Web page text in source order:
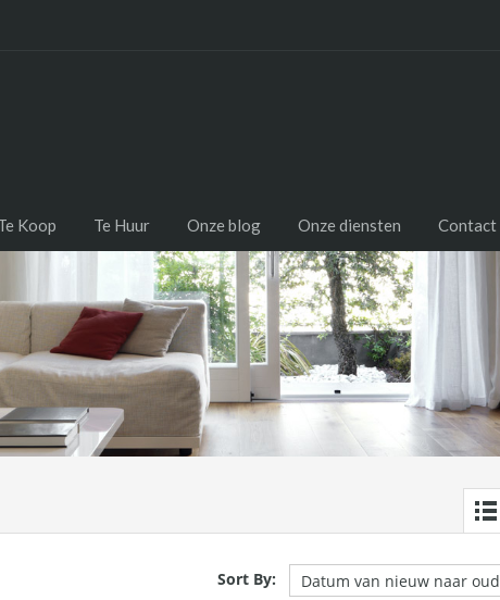
Koop Te Huur Onze blog Onze diensten Contact
Sort By: